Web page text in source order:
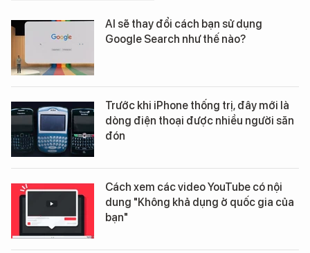
AI sẽ thay đổi cách bạn sử dụng
Google Search như thế nào?
Trước khi iPhone thống trị, đây mới là
dòng điện thoại được nhiều người săn
đón
Cách xem các video YouTube có nội
dung "Không khả dụng ở quốc gia của
bạn"